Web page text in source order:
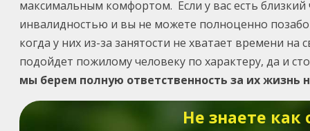
максимальным комфортом. Если у вас есть
инвалидностью и вы не можете полноценно
когда у них из-за занятости не хватает времени
подойдет пожилому человеку по характеру, да и
мы берем полную ответственность за их жизнь
Не знаете